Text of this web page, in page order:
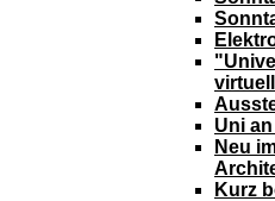
Uni
Neu
Kurz